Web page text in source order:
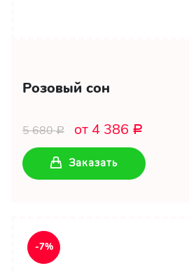
Розовый сон
5 680Р от 4 386 Р
Заказать
-7%